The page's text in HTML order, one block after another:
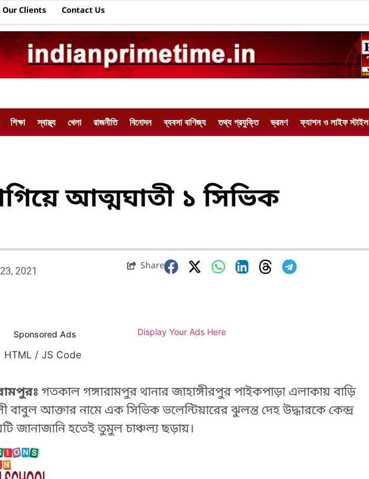
Our Clients Contact Us
শিক্ষা স্বাস্থ্য খেলা রাজনীতি বিনোদন ব্যবসা বাণিজ্য তথ্য প্রযুক্তি ভ্রমণ ফ্যাশন ও লাইফ স্টাইল
আত্মঘাতী ১ সিভিক
2021
Share
Sponsored Ads Display Your Ads Here
HTML / JS Code
গতকাল গঙ্গারামপুর থানার জাহাঙ্গীরপুর পাইকপাড়া এলাকায় বাড়ি
আক্তার নামে এক সিভিক ভলেন্টিয়ারের ঝুলন্ত দেহ উদ্ধারকে কেন্দ্র
জানাজানি হতেই তুমুল চাঞ্চল্য ছড়ায়।
/ JS Code